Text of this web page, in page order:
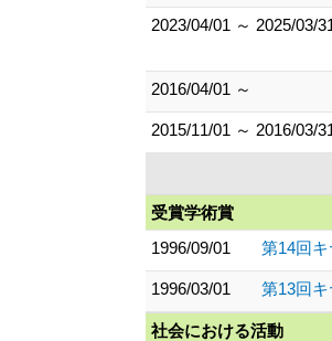
2023/04/01 ～ 2025/03/
2016/04/01 ～
2015/11/01 ～ 2016/03/
受賞学術賞
1996/09/01
第14回
1996/03/01 第13回
社会における活動